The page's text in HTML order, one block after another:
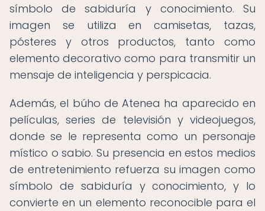
símbolo de sabiduría y conocimiento. Su
imagen se utiliza en camisetas, tazas,
pósteres y otros productos, tanto como
elemento decorativo como para transmitir un
mensaje de inteligencia y perspicacia.
Además, el búho de Atenea ha aparecido en
películas, series de televisión y videojuegos,
donde se le representa como un personaje
místico o sabio. Su presencia en estos medios
de entretenimiento refuerza su imagen como
símbolo de sabiduría y conocimiento, y lo
convierte en un elemento reconocible para el